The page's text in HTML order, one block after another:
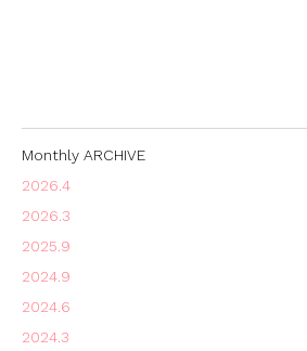
Monthly ARCHIVE
2026.4
2026.3
2025.9
2024.9
2024.6
2024.3